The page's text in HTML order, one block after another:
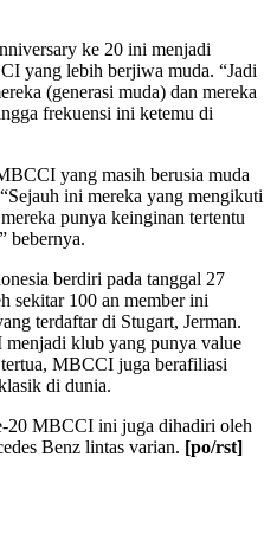
ke 20 ini menjadi
yang lebih berjiwa muda. “Jadi
(generasi muda) dan mereka
frekuensi ini ketemu di
yang masih berusia muda
ini mereka yang mengikuti
punya keinginan tertentu
bebernya.
berdiri pada tanggal 27
sekitar 100 an member ini
terdaftar di Stugart, Jerman.
klub yang punya value
MBCCI juga berafiliasi
di dunia.
20 MBCCI ini juga dihadiri oleh
Benz lintas varian. [po/rst]